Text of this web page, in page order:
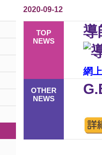
2020-09-12
TOP
NEWS
導
網
OTHER
NEWS